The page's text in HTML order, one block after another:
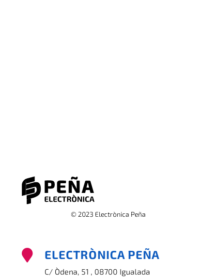
© 2023 Electrònica Peña
 ELECTRÒNICA PEÑA
C/ Òdena, 51 , 08700 Igualada